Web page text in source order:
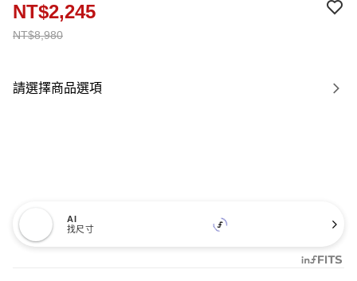
NT$8,980
NT$2,245
請選擇商品選項
AI
找尺寸